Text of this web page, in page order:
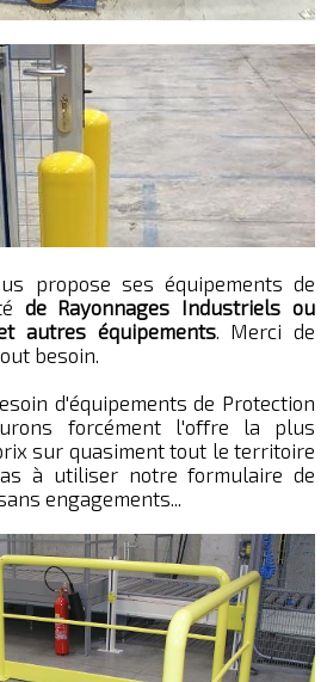
propose ses équipements de
de Rayonnages Industriels ou
autres équipements. Merci de
besoin.
d'équipements de Protection
forcément l'offre la plus
sur quasiment tout le territoire
à utiliser notre formulaire de
engagements...